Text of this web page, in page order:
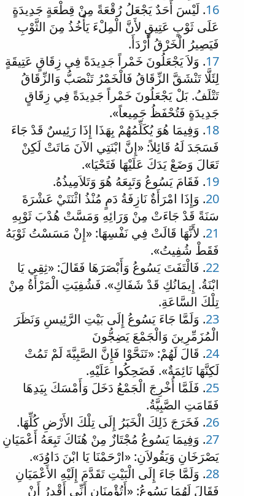
16. لَيْسَ أَحَدٌ يَجْعَلُ رُقْعَةً مِنْ قِطْعَةٍ جَدِيدَةٍ
عَلَى ثَوْبٍ عَتِيقٍ لأَنَّ الْمِلْءَ يَأْخُذُ مِنَ الثَّوْبِ
فَيَصِيرُ الْخَرْقُ أَرْدَأَ.
17. وَلاَ يَجْعَلُونَ خَمْراً جَدِيدَةً فِي زِقَاقٍ عَتِيقَةٍ
لِئَلَّا تَنْشَقَّ الزِّقَاقُ فَالْخَمْرُ تَنْصَبُّ وَالزِّقَاقُ
تَتْلَفُ. بَلْ يَجْعَلُونَ خَمْراً جَدِيدَةً فِي زِقَاقٍ
جَدِيدَةٍ فَتُحْفَظُ جَمِيعاً».
18. وَفِيمَا هُوَ يُكَلِّمُهُمْ بِهَذَا إِذَا رَئِيسٌ قَدْ جَاءَ
فَسَجَدَ لَهُ قَائِلاً: «إِنَّ ابْنَتِي الآنَ مَاتَتْ لَكِنْ
تَعَالَ وَضَعْ يَدَكَ عَلَيْهَا فَتَحْيَا».
19. فَقَامَ يَسُوعُ وَتَبِعَهُ هُوَ وَتَلاَمِيذُهُ.
20. وَإِذَا امْرَأَةٌ نَازِفَةُ دَمٍ مُنْذُ اثْنَتَيْ عَشْرَةَ
سَنَةً قَدْ جَاءَتْ مِنْ وَرَائِهِ وَمَسَّتْ هُدْبَ ثَوْبِهِ
21. لأَنَّهَا قَالَتْ فِي نَفْسِهَا: «إِنْ مَسَسْتُ ثَوْبَهُ
فَقَطْ شُفِيتُ».
22. فَالْتَفَتَ يَسُوعُ وَأَبْصَرَهَا فَقَالَ: «ثِقِي يَا
ابْنَةُ. إِيمَانُكِ قَدْ شَفَاكِ». فَشُفِيَتِ الْمَرْأَةُ مِنْ
تِلْكَ السَّاعَةِ.
23. وَلَمَّا جَاءَ يَسُوعُ إِلَى بَيْتِ الرَّئِيسِ وَنَظَرَ
الْمُزَمِّرِينَ وَالْجَمْعَ يَضِجُّونَ
24. قَالَ لَهُمْ: «تَنَحَّوْا فَإِنَّ الصَّبِيَّةَ لَمْ تَمُتْ
لَكِنَّهَا نَائِمَةٌ». فَضَحِكُوا عَلَيْهِ.
25. فَلَمَّا أُخْرِجَ الْجَمْعُ دَخَلَ وَأَمْسَكَ بِيَدِهَا
فَقَامَتِ الصَّبِيَّةُ.
26. فَخَرَجَ ذَلِكَ الْخَبَرُ إِلَى تِلْكَ الأَرْضِ كُلِّهَا.
27. وَفِيمَا يَسُوعُ مُجْتَازٌ مِنْ هُنَاكَ تَبِعَهُ أَعْمَيَانِ
يَصْرَخَانِ وَيَقُولاَنِ: «ارْحَمْنَا يَا ابْنَ دَاوُدَ».
28. وَلَمَّا جَاءَ إِلَى الْبَيْتِ تَقَدَّمَ إِلَيْهِ الأَعْمَيَانِ
فَقَالَ لَهُمَا يَسُوعُ: «أَتُؤْمِنَانِ أَنِّي أَقْدِرُ أَنْ